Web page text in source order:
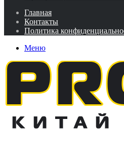
Главная
Контакты
Политика
Меню